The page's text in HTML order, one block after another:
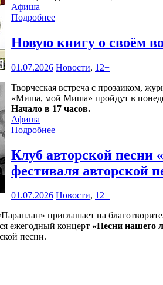
Афиша
Подробнее
Новую книгу о своём
01.07.2026 Новости, 12+
Творческая встреча с прозаиком,
«Миша, мой Миша» пройдут в
Начало в 17 часов.
Афиша
Подробнее
Клуб авторской песни
фестиваля авторской
01.07.2026 Новости, 12+
ежегодный концерт «Песни нашего
песни.